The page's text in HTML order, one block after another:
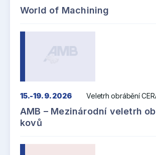
World of Machining
15.-19. 9. 2026 Veletrh obrábění
AMB – Mezinárodní veletrh
kovů